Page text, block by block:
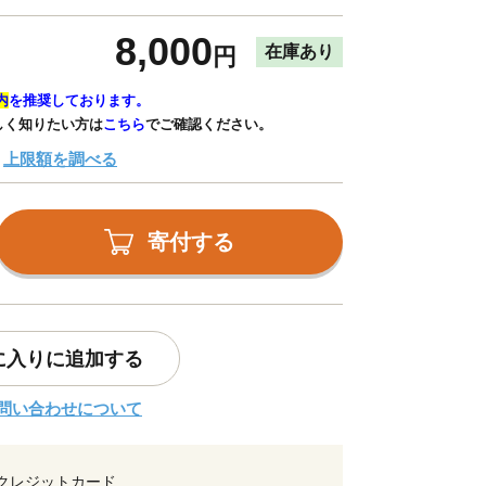
8,000 円 在庫あり
を推奨しております。
知りたい方はこちらでご確認ください。
上限額を調べる
寄付する
入りに追加する
い合わせについて
レジットカード